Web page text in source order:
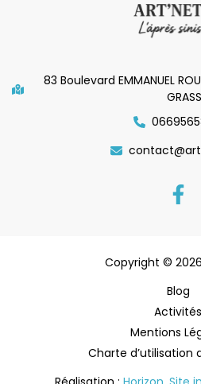
83 Boulevard EMMANUEL
Copyright © 2026
Blog
Activités
Mentions
Charte d’utilisation